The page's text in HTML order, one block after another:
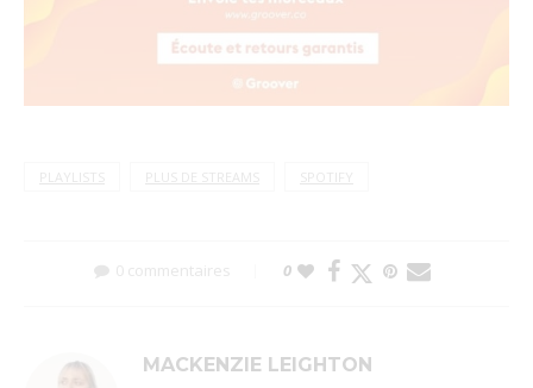
PLAYLISTS PLUS DE STREAMS SPOTIFY
0 commentaires 0
MACKENZIE LEIGHTON